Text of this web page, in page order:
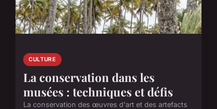
CULTURE
La conservation dans les
musées : techniques et défis
La conservation des œuvres d'art et des artefacts